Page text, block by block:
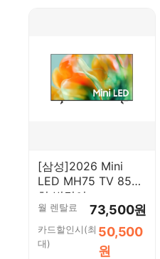
[삼성]2026 Mini
LED MH75 TV 85인
치 벽걸이
(KU85MH75AFXKR_WA)
월 렌탈료 73,500원
카드할인시(최
대)
50,500
원